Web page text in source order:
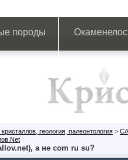
породы
геология, палеонтология >
а не соm ru su?